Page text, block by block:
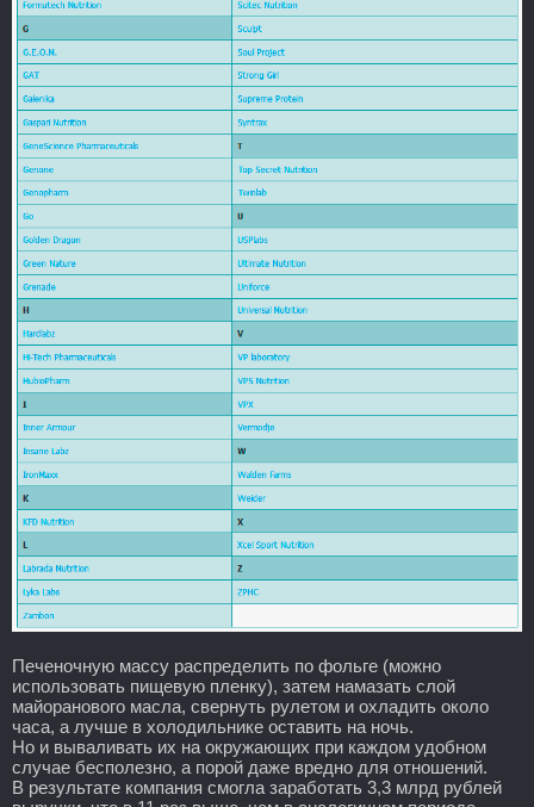
Печеночную массу распределить по фольге (можно
использовать пищевую пленку), затем намазать слой
майоранового масла, свернуть рулетом и охладить около
часа, а лучше в холодильнике оставить на ночь.
Но и вываливать их на окружающих при каждом удобном
случае бесполезно, а порой даже вредно для отношений.
В результате компания смогла заработать 3,3 млрд рублей